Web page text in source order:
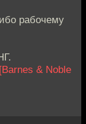
рабочему
[Barnes & Noble